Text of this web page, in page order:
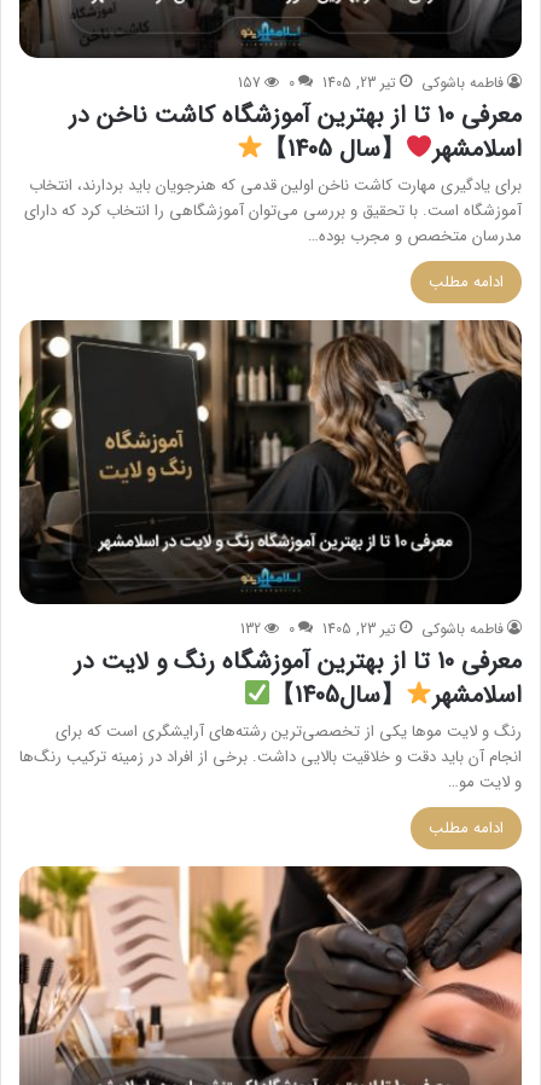
فاطمه باشوکی تیر 23, 1405 0
157
معرفی 10 تا از بهترین آموزشگاه کاشت ناخن در
اسلامشهر
【سال 1405】
برای یادگیری مهارت کاشت ناخن اولین قدمی که هنرجویان باید بردارند، انتخاب
آموزشگاه است. با تحقیق و بررسی می‌توان آموزشگاهی را انتخاب کرد که دارای
مدرسان متخصص و مجرب بوده…
ادامه مطلب
فاطمه باشوکی تیر 23, 1405 0
132
معرفی 10 تا از بهترین آموزشگاه رنگ و لایت در
اسلامشهر
【سال1405】
رنگ و لایت موها یکی از تخصصی‌ترین رشته‌های آرایشگری است که برای
انجام آن باید دقت و خلاقیت بالایی داشت. برخی از افراد در زمینه ترکیب رنگ‌ها
و لایت مو…
ادامه مطلب